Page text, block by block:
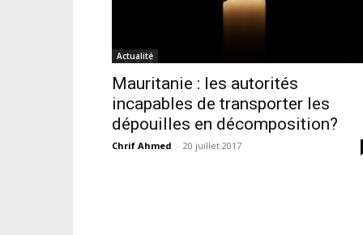
Actualité
Mauritanie : les autorités
incapables de transporter les
dépouilles en décomposition?
Chrif Ahmed - 20 juillet 2017